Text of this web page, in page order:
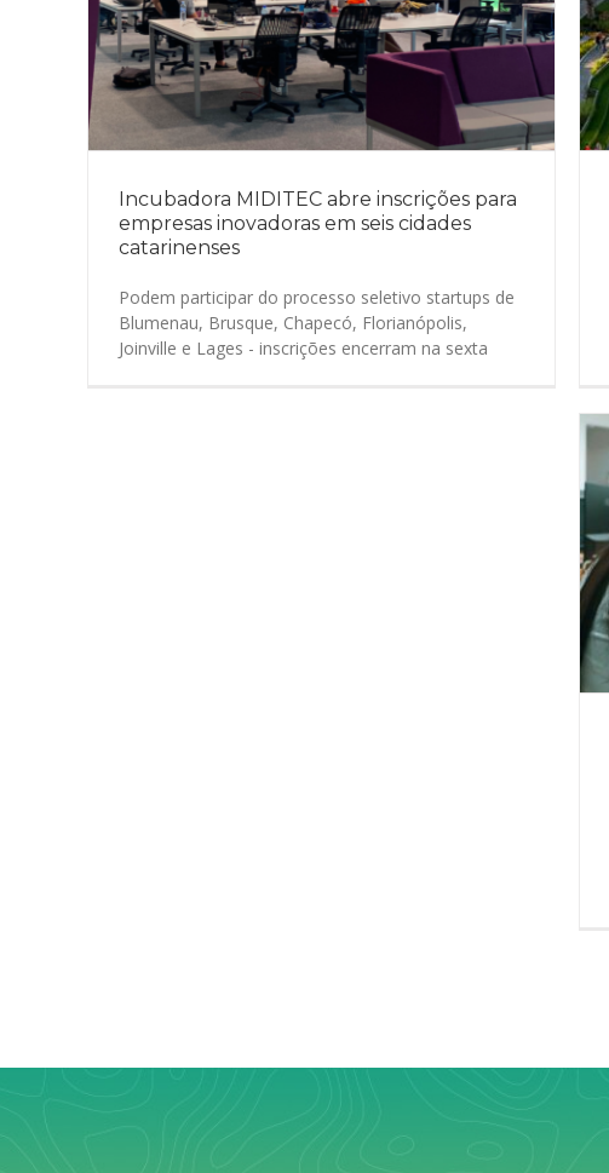
Incubadora MIDITEC abre inscrições para
empresas inovadoras em seis cidades
catarinenses
Podem participar do processo seletivo startups de
Blumenau, Brusque, Chapecó, Florianópolis,
Joinville e Lages - inscrições encerram na sexta